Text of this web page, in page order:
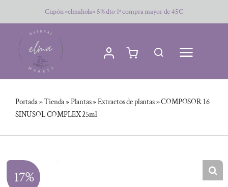
al
contenido
Cupón «elmahola» 5% dto 1ª compra mayor de 45€
Portada»Tienda»Plantas»Extractos de plantas»COMPOSOR 16
SINUSOL COMPLEX 25ml
17%